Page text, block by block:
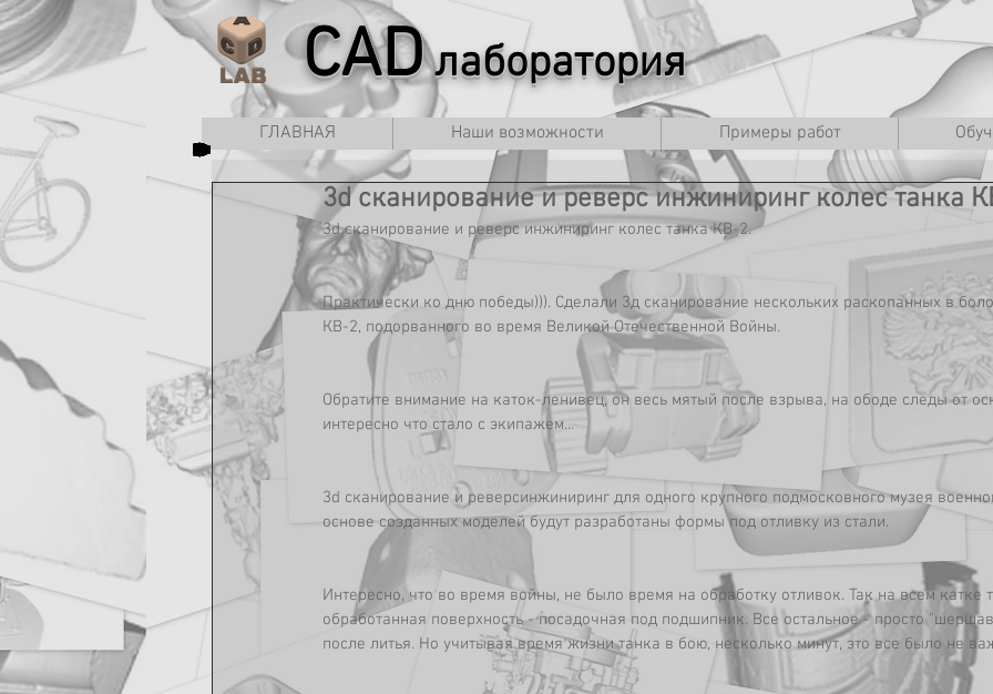
CADлаборатория
ГЛАВНАЯ Наши возможности Примеры работ
3d сканирование и реверс инжиниринг колес танка
3d сканирование и реверс инжиниринг колес танка КВ-2.
Практически ко дню победы))). Сделали 3д сканирование нескольких раскопанных в
КВ-2, подорванного во время Великой Отечественной Войны.
Обратите внимание на каток-ленивец, он весь мятый после взрыва, на ободе следы от
интересно что стало с экипажем...
3d сканирование и реверсинжиниринг для одного крупного подмосковного музея
основе созданных моделей будут разработаны формы под отливку из стали.
Интересно, что во время войны, не было время на обработку отливок. Так на всем катке
обработанная поверхность - посадочная под подшипник. Все остальное - просто
после литья. Но учитывая время жизни танка в бою, несколько минут, это все было не